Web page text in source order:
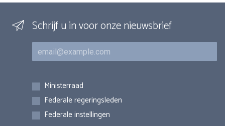
Schrijf u in voor onze nieuwsbrief
E-mail
Inschrijvingen
Ministerraad
Federale regeringsleden
Federale instellingen